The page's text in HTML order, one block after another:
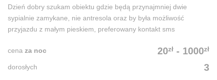
Dzień dobry szukam obiektu gdzie będą przynajmniej dwie
sypialnie zamykane, nie antresola oraz by była możliwość
przyjazdu z małym pieskiem, preferowany kontakt sms
20zł - 1000zł
cena za noc
3
dorosłych